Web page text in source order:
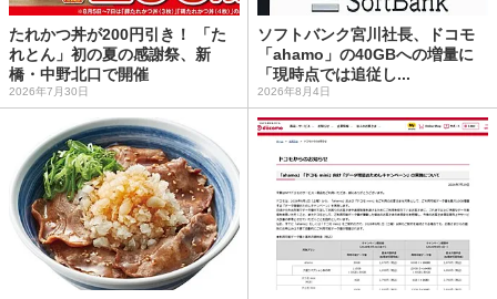
たれかつ丼が200円引き！ 「た
れとん」初の夏の感謝祭、新
橋・中野北口で開催
2026年7月30日
ソフトバンク宮川社長、ドコモ
「ahamo」の40GBへの増量に
「現時点では追従し...
2026年8月4日